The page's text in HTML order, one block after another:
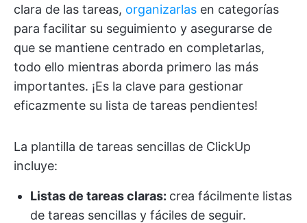
clara de las tareas, organizarlas en categorías
para facilitar su seguimiento y asegurarse de
que se mantiene centrado en completarlas,
todo ello mientras aborda primero las más
importantes. ¡Es la clave para gestionar
eficazmente su lista de tareas pendientes!
La plantilla de tareas sencillas de ClickUp
incluye:
Listas de tareas claras: crea fácilmente listas
de tareas sencillas y fáciles de seguir.